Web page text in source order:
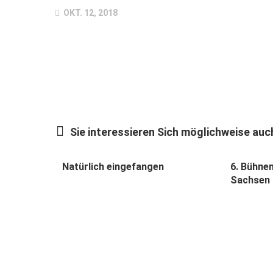
OKT. 12, 2018
Sie interessieren Sich möglichweise
Natürlich eingefangen
6.
Sachsen